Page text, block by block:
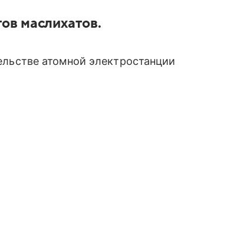
маслихатов.
атомной электростанции